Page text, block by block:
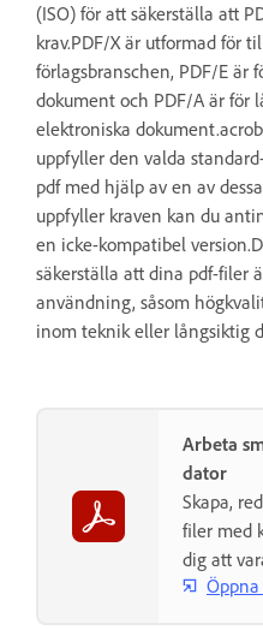
(ISO) för att säkerställa att
krav.PDF/X är utformad för
förlagsbranschen, PDF/E är
dokument och PDF/A är för
elektroniska
uppfyller den valda
pdf med hjälp av en av
uppfyller kraven kan du
en icke-kompatibel
säkerställa att dina pdf-filer
användning, såsom
inom teknik eller långsiktig
Arbeta
dator
Skapa,
filer med
dig att